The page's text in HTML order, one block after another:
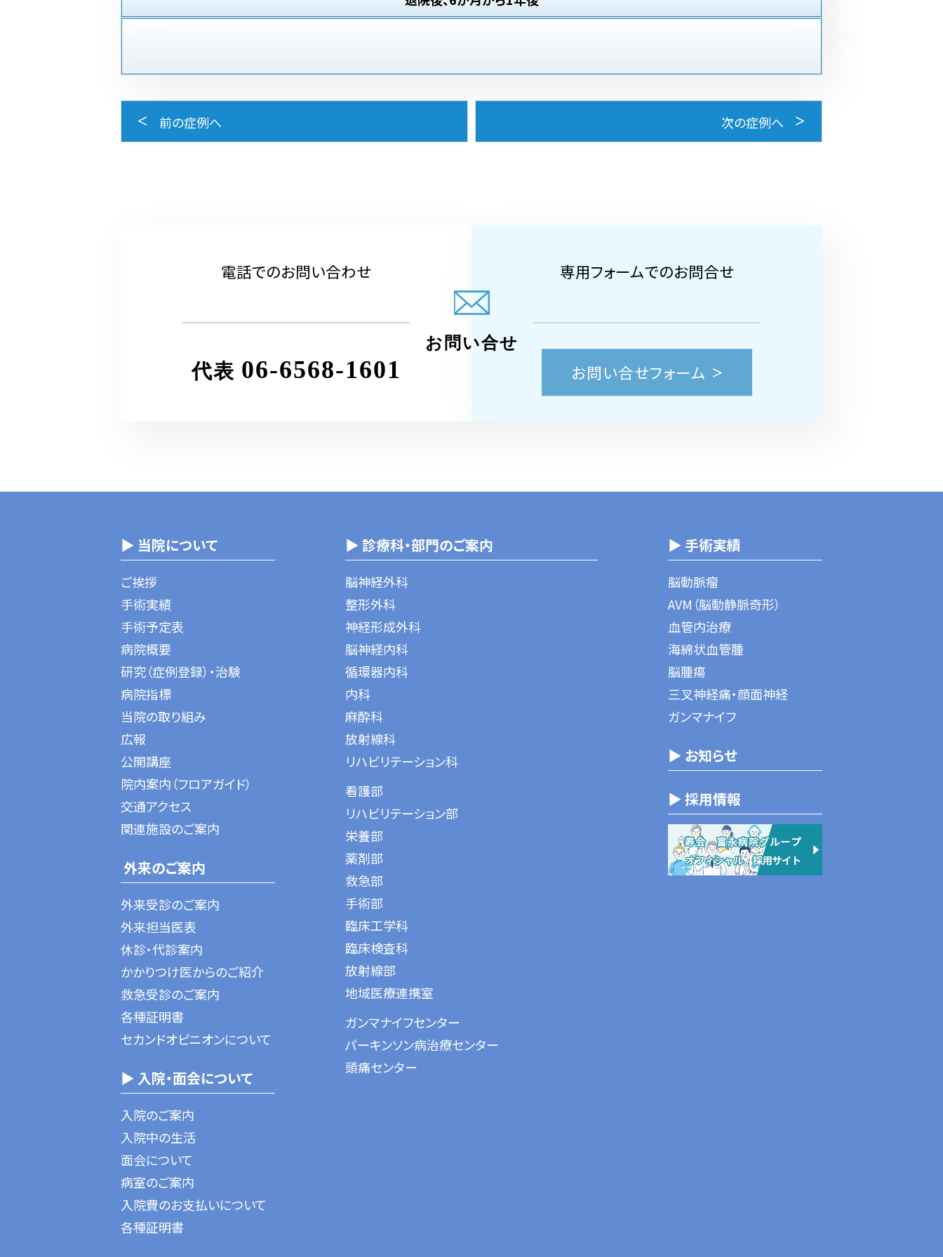
前の症例へ 次の症例へ
電話でのお問い合わせ
代表 06-6568-1601
専用フォームでのお問合せ
お問い合せフォーム
お問い合せ
▶ 当院について
ご挨拶
手術実績
手術予定表
病院概要
研究（症例登録）・治験
病院指標
当院の取り組み
広報
公開講座
院内案内（フロアガイド）
交通アクセス
関連施設のご案内
外来のご案内
外来受診のご案内
外来担当医表
休診・代診案内
かかりつけ医からのご紹介
救急受診のご案内
各種証明書
セカンドオピニオンについて
▶ 入院・面会について
入院のご案内
入院中の生活
面会について
病室のご案内
入院費のお支払いについて
各種証明書
▶ 診療科・部門のご案内
脳神経外科
整形外科
神経形成外科
脳神経内科
循環器内科
内科
麻酔科
放射線科
リハビリテーション科
看護部
リハビリテーション部
栄養部
薬剤部
救急部
手術部
臨床工学科
臨床検査科
放射線部
地域医療連携室
ガンマナイフセンター
パーキンソン病治療センター
頭痛センター
▶ 手術実績
脳動脈瘤
AVM（脳動静脈奇形）
血管内治療
海綿状血管腫
脳腫瘍
三叉神経痛・顔面神経
ガンマナイフ
▶ お知らせ
▶ 採用情報